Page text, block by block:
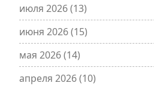
июля 2026(13)
июня 2026(15)
мая 2026(14)
апреля 2026(10)